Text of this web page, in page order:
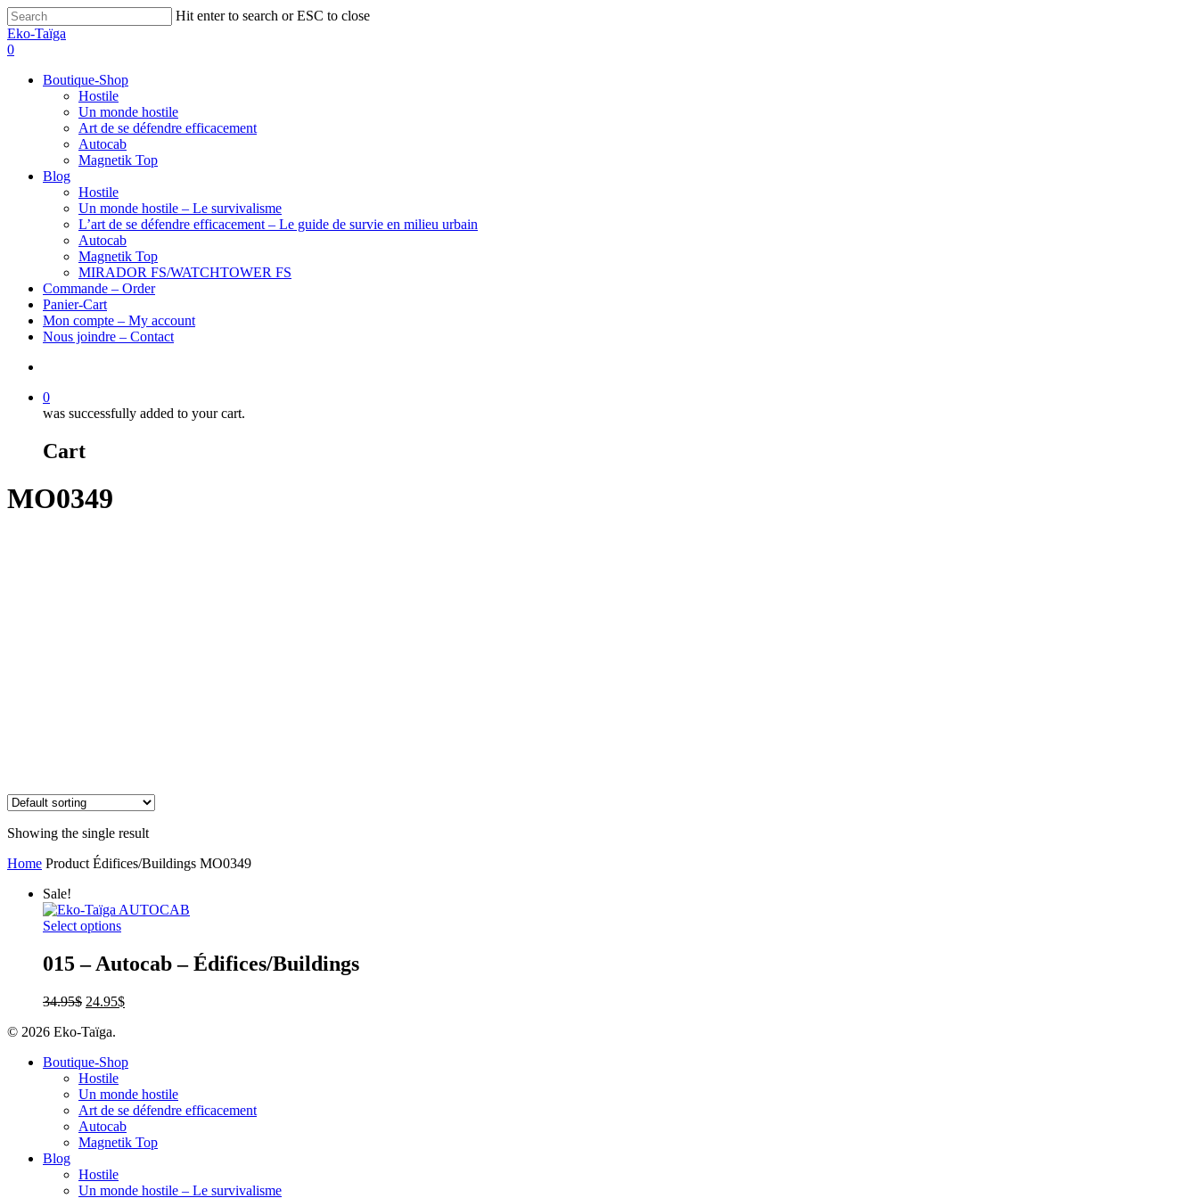
Hit enter to search or ESC to close
Eko-Taïga
0
Boutique-Shop
Hostile
Un monde hostile
Art de se défendre efficacement
Autocab
Magnetik Top
Blog
Hostile
Un monde hostile – Le survivalisme
L’art de se défendre efficacement – Le guide de survie en milieu urbain
Autocab
Magnetik Top
MIRADOR FS/WATCHTOWER FS
Commande – Order
Panier-Cart
Mon compte – My account
Nous joindre – Contact
0
was successfully added to your cart.
Cart
MO0349
Showing the single result
Home Product Édifices/Buildings MO0349
Sale!
Select options
015 – Autocab – Édifices/Buildings
34.95$ 24.95$
© 2026 Eko-Taïga.
Boutique-Shop
Hostile
Un monde hostile
Art de se défendre efficacement
Autocab
Magnetik Top
Blog
Hostile
Un monde hostile – Le survivalisme